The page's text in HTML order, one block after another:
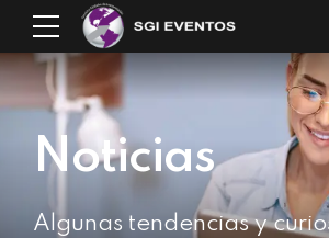
Noticias
Algunas tendencias y